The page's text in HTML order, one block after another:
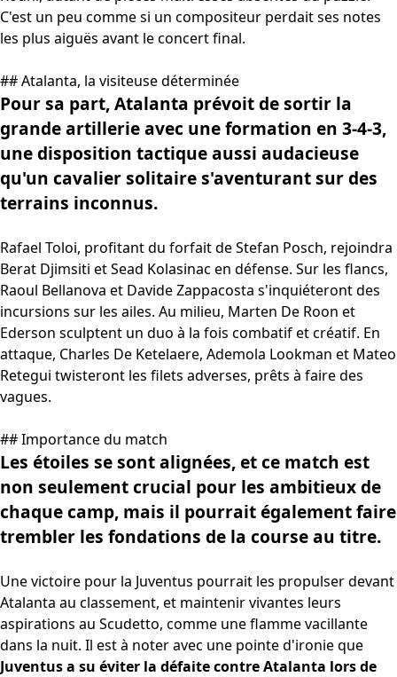
C'est un peu comme si un compositeur perdait ses notes
les plus aiguës avant le concert final.
## Atalanta, la visiteuse déterminée
Pour sa part, Atalanta prévoit de sortir la
grande artillerie avec une formation en 3-4-3,
une disposition tactique aussi audacieuse
qu'un cavalier solitaire s'aventurant sur des
terrains inconnus.
Rafael Toloi, profitant du forfait de Stefan Posch, rejoindra
Berat Djimsiti et Sead Kolasinac en défense. Sur les flancs,
Raoul Bellanova et Davide Zappacosta s'inquiéteront des
incursions sur les ailes. Au milieu, Marten De Roon et
Ederson sculptent un duo à la fois combatif et créatif. En
attaque, Charles De Ketelaere, Ademola Lookman et Mateo
Retegui twisteront les filets adverses, prêts à faire des
vagues.
## Importance du match
Les étoiles se sont alignées, et ce match est
non seulement crucial pour les ambitieux de
chaque camp, mais il pourrait également faire
trembler les fondations de la course au titre.
Une victoire pour la Juventus pourrait les propulser devant
Atalanta au classement, et maintenir vivantes leurs
aspirations au Scudetto, comme une flamme vacillante
dans la nuit. Il est à noter avec une pointe d'ironie que
Juventus a su éviter la défaite contre Atalanta lors de